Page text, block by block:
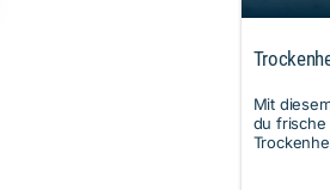
Mit
du frische